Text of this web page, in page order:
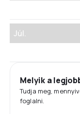
Júl.
Melyik a
Tudja meg,
foglalni.